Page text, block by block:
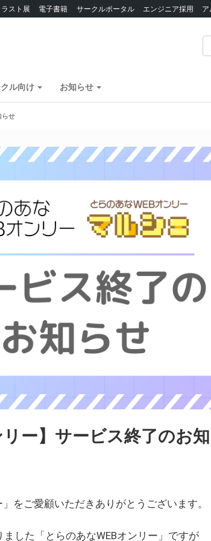
スト展 電子書籍 サークルポータル エンジニア採用
ル向け お知らせ
らせ
リー】サービス終了のお
をご愛顧いただきありがとうございます。
した「とらのあなWEBオンリー」ですが